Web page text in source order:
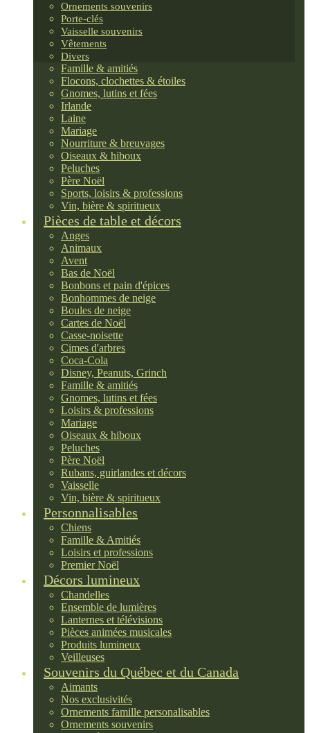
Ornements souvenirs
Porte-clés
Vaisselle souvenirs
Vêtements
Divers
Famille & amitiés
Flocons, clochettes & étoiles
Gnomes, lutins et fées
Irlande
Laine
Mariage
Nourriture & breuvages
Oiseaux & hiboux
Peluches
Père Noël
Sports, loisirs & professions
Vin, bière & spiritueux
Pièces de table et décors
Anges
Animaux
Avent
Bas de Noël
Bonbons et pain d'épices
Bonhommes de neige
Boules de neige
Cartes de Noël
Casse-noisette
Cimes d'arbres
Coca-Cola
Disney, Peanuts, Grinch
Famille & amitiés
Gnomes, lutins et fées
Loisirs & professions
Mariage
Oiseaux & hiboux
Peluches
Père Noël
Rubans, guirlandes et décors
Vaisselle
Vin, bière & spiritueux
Personnalisables
Chiens
Famille & Amitiés
Loisirs et professions
Premier Noël
Décors lumineux
Chandelles
Ensemble de lumières
Lanternes et télévisions
Pièces animées musicales
Produits lumineux
Veilleuses
Souvenirs du Québec et du Canada
Aimants
Nos exclusivités
Ornements famille personalisables
Ornements souvenirs